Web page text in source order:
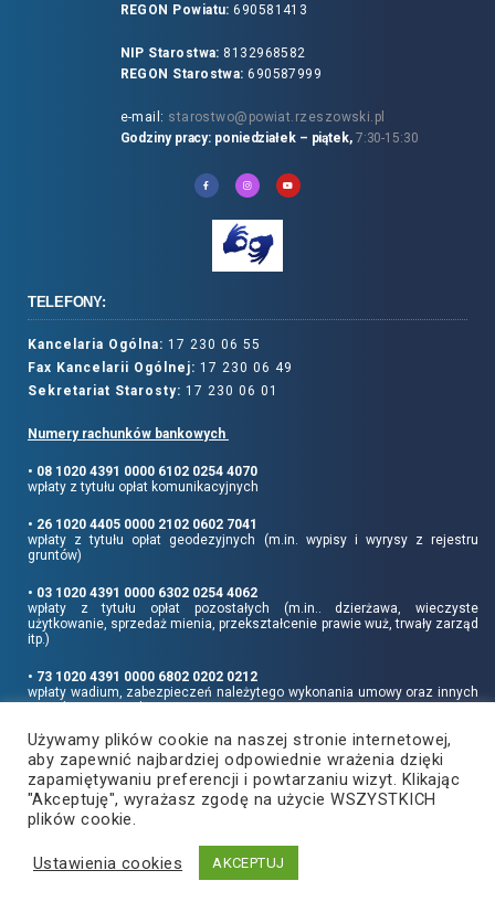
REGON Powiatu: 690581413
NIP Starostwa: 8132968582
REGON Starostwa: 690587999
e-mail: starostwo@powiat.rzeszowski.pl
Godziny pracy: poniedziałek – piątek, 7:30-15:30
TELEFONY:
Kancelaria Ogólna: 17 230 06 55
Fax Kancelarii Ogólnej: 17 230 06 49
Sekretariat Starosty: 17 230 06 01
Numery rachunków bankowych
• 08 1020 4391 0000 6102 0254 4070
wpłaty z tytułu opłat komunikacyjnych
• 26 1020 4405 0000 2102 0602 7041
wpłaty z tytułu opłat geodezyjnych (m.in. wypisy i wyrysy z rejestru
gruntów)
• 03 1020 4391 0000 6302 0254 4062
wpłaty z tytułu opłat pozostałych (m.in.. dzierżawa, wieczyste
użytkowanie, sprzedaż mienia, przekształcenie prawie wuż, trwały zarząd
itp.)
• 73 1020 4391 0000 6802 0202 0212
wpłaty wadium, zabezpieczeń należytego wykonania umowy oraz innych
Informujemy, że opłatę skarbową należy uiszczać na rachunek Urzędu
Miasta Rzeszowa:
• 90 1240 6960 3851 0062 0000 0423
Copyright2021©
ZETO-RZESZÓW Sp. z o.o.
Używamy plików cookie na naszej stronie internetowej,
aby zapewnić najbardziej odpowiednie wrażenia dzięki
zapamiętywaniu preferencji i powtarzaniu wizyt. Klikając
"Akceptuję", wyrażasz zgodę na użycie WSZYSTKICH
plików cookie.
Ustawienia cookies AKCEPTUJ